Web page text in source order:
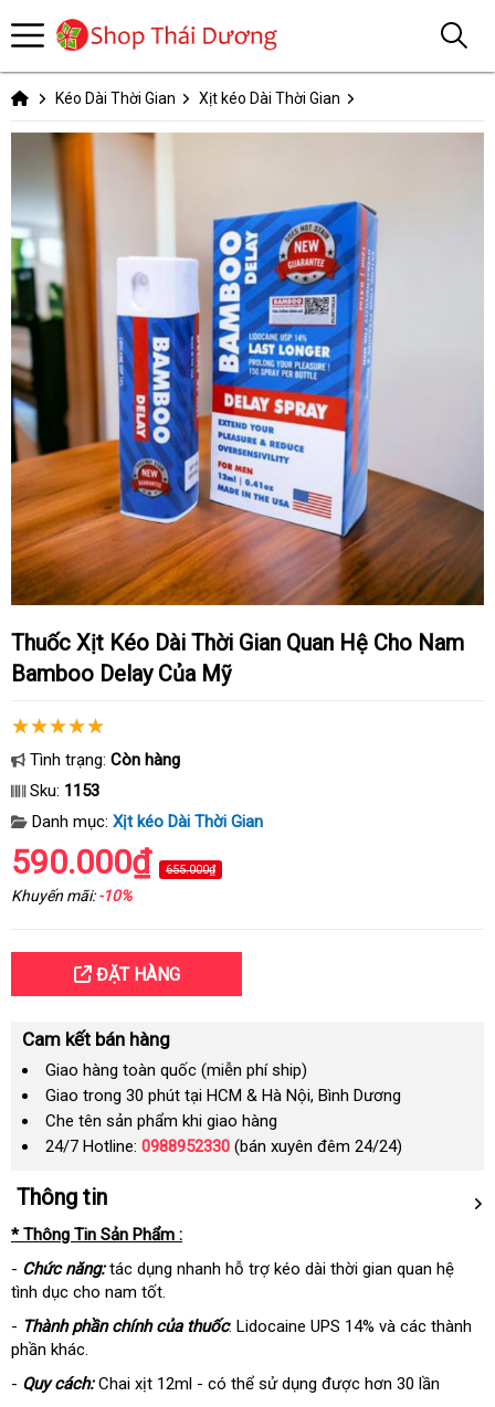
Kéo Dài Thời Gian Xịt kéo Dài Thời Gian
Thuốc Xịt Kéo Dài Thời Gian Quan Hệ Cho Nam
Bamboo Delay Của Mỹ
Tình trạng: Còn hàng
Sku: 1153
Danh mục: Xịt kéo Dài Thời Gian
590.000₫ 655.000₫
Khuyến mãi:-10%
ĐẶT HÀNG
Cam kết bán hàng
Giao hàng toàn quốc (miễn phí ship)
Giao trong 30 phút tại HCM & Hà Nội, Bình Dương
Che tên sản phẩm khi giao hàng
24/7 Hotline: 0988952330 (bán xuyên đêm 24/24)
Thông tin
* Thông Tin Sản Phẩm :
- Chức năng:tác dụng nhanh hỗ trợ kéo dài thời gian quan hệ
tình dục cho nam tốt.
- Thành phần chính của thuốc: Lidocaine UPS 14% và các thành
phần khác.
- Quy cách:Chai xịt 12ml - có thể sử dụng được hơn 30 lần